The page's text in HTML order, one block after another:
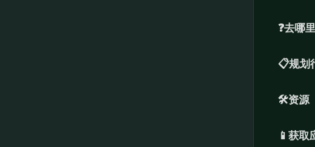
❓去哪
📋规划
🛠️资源
📱 获取